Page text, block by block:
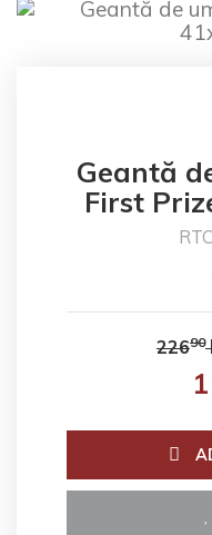
Geantă
First
22690